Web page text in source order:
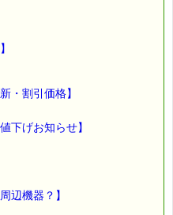
います。
・割引価格】
下げお知らせ】
辺機器？】